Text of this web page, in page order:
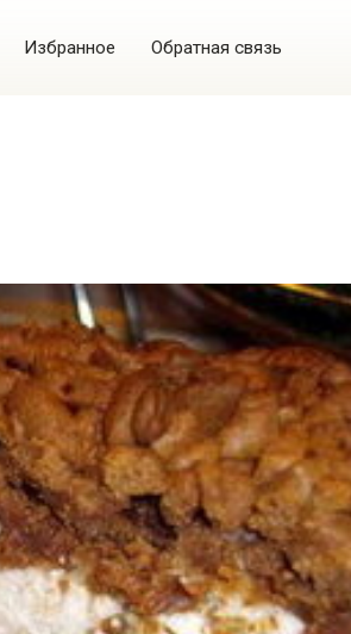
Избранное Обратная связь